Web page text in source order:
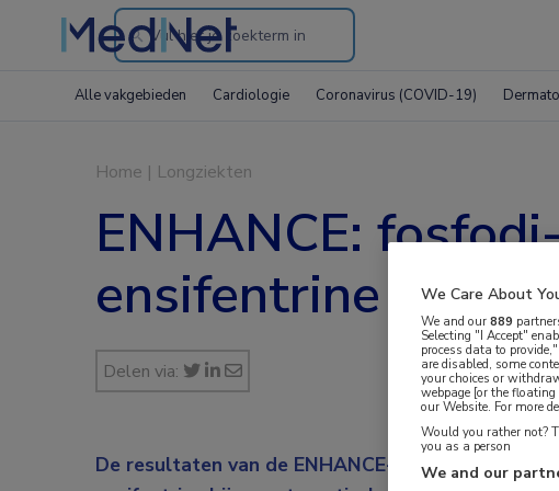
Search
the
Alle vakgebieden Cardiologie Coronavirus (COVID-19)
Home | Longziekten
ENHANCE:
ensifentrine bij
Delen via:
De resultaten van de ENHANCE-studies
We Care About
We and our889
Selecting "I Accept"
process data to
are disabled, some
your choices or
webpage [or the
our Website. For more
Would you rather not?
you as a person
We and our